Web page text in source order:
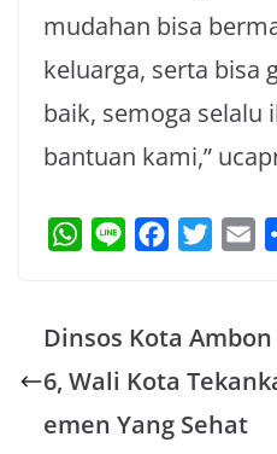
mudahan bisa
keluarga, serta bisa
baik, semoga selalu
bantuan kami,”
W
t
s
p
e
e
o
t
t
r
i
l
Dinsos Kota
6, Wali Kota
emen Yang Sehat